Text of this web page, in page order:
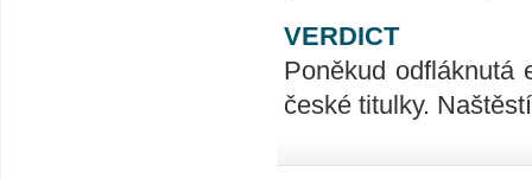
VERDICT
Poněkud odfláknutá
české titulky.